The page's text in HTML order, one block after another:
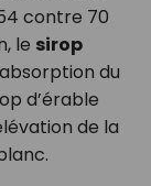
contre 70
le sirop
du
d’érable
de la